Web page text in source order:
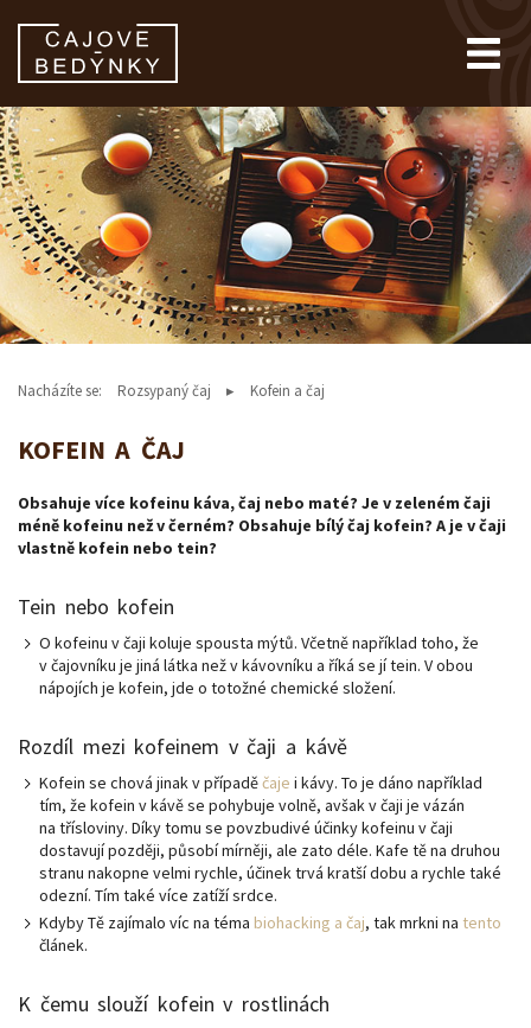
Nacházíte se: Rozsypaný čaj Kofein a čaj
KOFEIN A ČAJ
Obsahuje více kofeinu káva, čaj nebo maté? Je v zeleném čaji
méně kofeinu než v černém? Obsahuje bílý čaj kofein? A je v čaji
vlastně kofein nebo tein?
Tein nebo kofein
O kofeinu v čaji koluje spousta mýtů. Včetně například toho, že
v čajovníku je jiná látka než v kávovníku a říká se jí tein. V obou
nápojích je kofein, jde o totožné chemické složení.
Rozdíl mezi kofeinem v čaji a kávě
Kofein se chová jinak v případěčaje i kávy. To je dáno například
tím, že kofein v kávě se pohybuje volně, avšak v čaji je vázán
na třísloviny. Díky tomu se povzbudivé účinky kofeinu v čaji
dostavují později, působí mírněji, ale zato déle. Kafe tě na druhou
stranu nakopne velmi rychle, účinek trvá kratší dobu a rychle také
odezní. Tím také více zatíží srdce.
Kdyby Tě zajímalo víc na téma biohacking a čaj, tak mrkni na tento
článek.
K čemu slouží kofein v rostlinách